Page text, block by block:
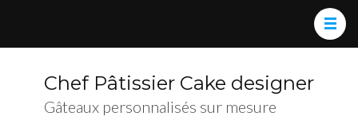
Chef Pâtissier Cake designer
Gâteaux personnalisés sur mesure